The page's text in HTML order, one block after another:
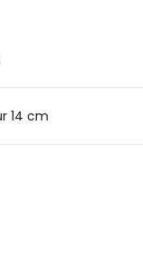
14 cm